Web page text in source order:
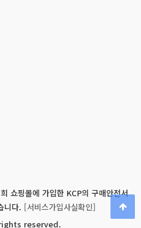
쇼핑몰에 가입한 KCP의 구매안전서
니다. [서비스가입사실확인]
reserved.